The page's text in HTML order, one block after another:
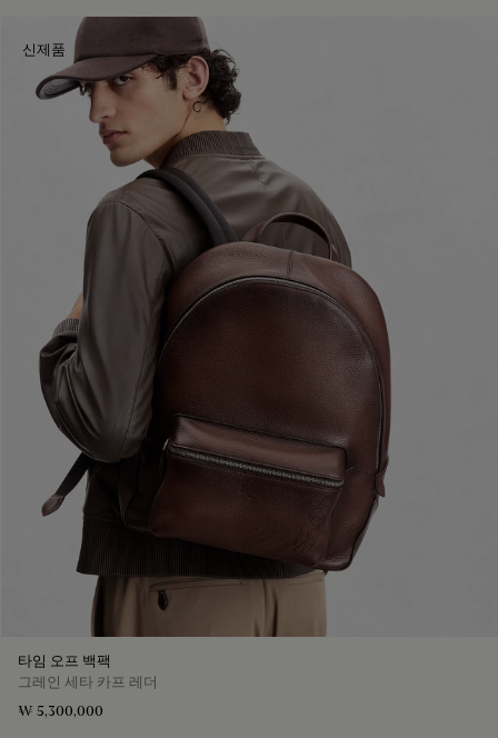
신제품
타임 오프 백팩
그레인 세타 카프 레더
₩ 5,300,000